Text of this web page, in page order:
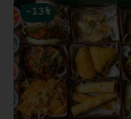
-13 %